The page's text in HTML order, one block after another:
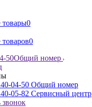
товары0
0
50Общий номер
04-50 Общий номер
05-82 Сервисный центр
звонок